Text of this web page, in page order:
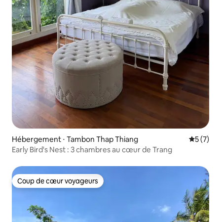
Hébergement ⋅ Tambon Thap Thiang
5 (7)
Early Bird's Nest : 3 chambres au cœur de Trang
Coup de cœur voyageurs
Coup de cœur voyageurs